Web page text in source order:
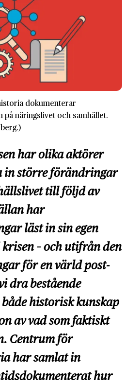
dokumenterar
näringslivet och samhället.
har olika aktörer
in större förändringar
till följd av
har
läst in sin egen
– och utifrån den
för en värld post-
dra bestående
historisk kunskap
av vad som faktiskt
Centrum för
har samlat in
hur